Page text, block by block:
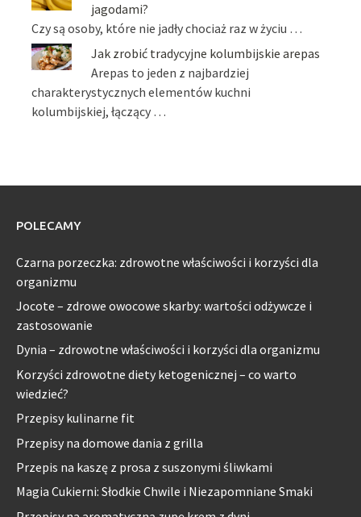
jagodami?
Czy są osoby, które nie jadły chociaż raz w życiu …
Jak zrobić tradycyjne kolumbijskie arepas
Arepas to jeden z najbardziej
charakterystycznych elementów kuchni
kolumbijskiej, łączący …
POLECAMY
Czarna porzeczka: zdrowotne właściwości i korzyści dla
organizmu
Jocote – zdrowe owocowe skarby: wartości odżywcze i
zastosowanie
Dynia – zdrowotne właściwości i korzyści dla organizmu
Korzyści zdrowotne diety ketogenicznej – co warto
wiedzieć?
Przepisy kulinarne fit
Przepisy na domowe dania z grilla
Przepis na kaszę z prosa z suszonymi śliwkami
Magia Cukierni: Słodkie Chwile i Niezapomniane Smaki